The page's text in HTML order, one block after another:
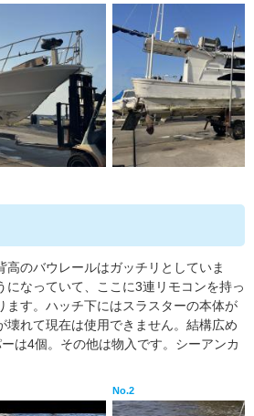
高のバウレールはガッチリとしていま
になっていて、ここに3連リモコンを持っ
ます。ハッチ下にはスラスターの本体が
壊れて現在は使用できません。結構広め
は4個。その他は物入です。シーアンカ
No.2